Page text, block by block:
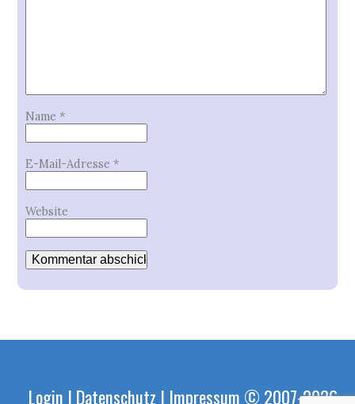
Name*
E-Mail-Adresse*
Website
Login | Datenschutz | Impressum © 2007-2026